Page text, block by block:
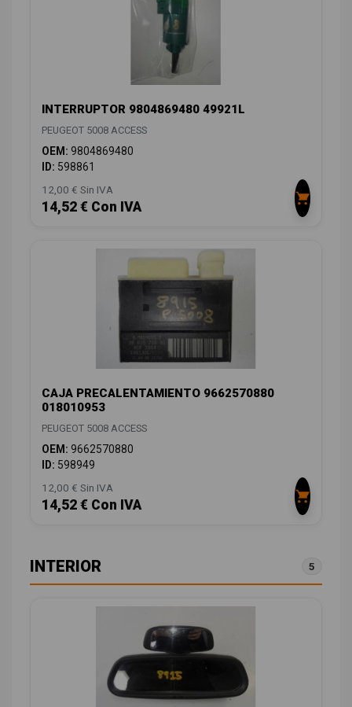
INTERRUPTOR 9804869480 49921L
PEUGEOT 5008 ACCESS
OEM: 9804869480
ID: 598861
12,00 € Sin IVA
14,52 € Con IVA
CAJA PRECALENTAMIENTO 9662570880
018010953
PEUGEOT 5008 ACCESS
OEM: 9662570880
ID: 598949
12,00 € Sin IVA
14,52 € Con IVA
INTERIOR 5